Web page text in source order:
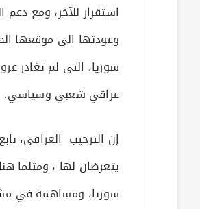
استقرار للآخر، ومع
وعودتها الى موقعها
سوريا، التي لم تغادر
عراقي شعبي وسياسي.
إن الترحيب العراقي،
يتعرضان لها ، ومثلما
سوريا، ومساهمة في